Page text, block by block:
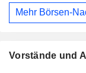
Mehr Börsen-
Vorstände und